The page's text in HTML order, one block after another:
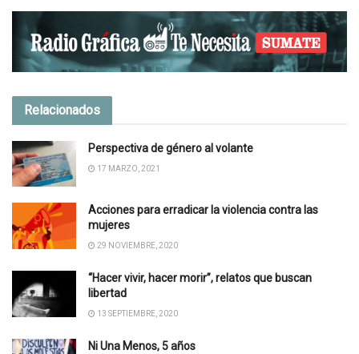
Relacionados
Perspectiva de género al volante
17 MARZO, 2021
Acciones para erradicar la violencia contra las
mujeres
29 NOVIEMBRE, 2020
“Hacer vivir, hacer morir”, relatos que buscan
libertad
13 SEPTIEMBRE, 2020
Ni Una Menos, 5 años